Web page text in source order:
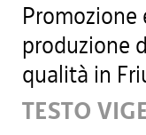
produzione
qualità in
TESTO